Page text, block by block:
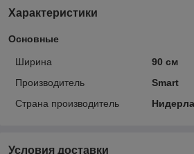
Характеристики
Основные
Ширина
90 см
Производитель
Smart
Страна производитель
Условия доставки